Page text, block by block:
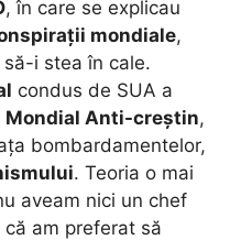
, în care se explicau
mondiale,
i stea în cale.
condus de SUA a
Mondial Anti-creștin,
bombardamentelor,
. Teoria o mai
aveam nici un chef
am preferat să